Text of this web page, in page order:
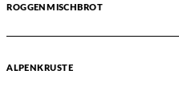
ROGGENMISCHBROT
ALPENKRUSTE